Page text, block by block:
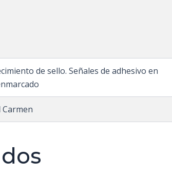
de sello. Señales de adhesivo en
Carmen